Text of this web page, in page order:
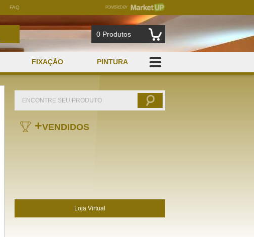
FAQ POWERED BY
0 Produtos
FIXAÇÃO PINTURA
+VENDIDOS
Loja Virtual